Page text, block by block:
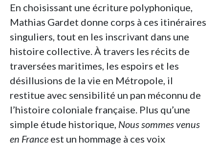
En choisissant une écriture polyphonique,
Mathias Gardet donne corps à ces itinéraires
singuliers, tout en les inscrivant dans une
histoire collective. À travers les récits de
traversées maritimes, les espoirs et les
désillusions de la vie en Métropole, il
restitue avec sensibilité un pan méconnu de
l’histoire coloniale française. Plus qu’une
simple étude historique, Nous sommes venus
en France est un hommage à ces voix